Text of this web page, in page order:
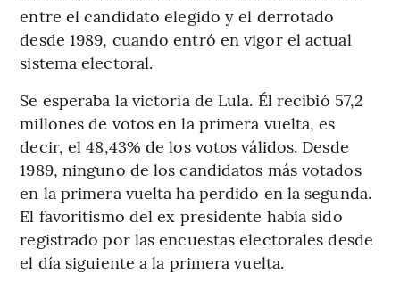
entre el candidato elegido y el derrotado
desde 1989, cuando entró en vigor el actual
sistema electoral.
Se esperaba la victoria de Lula. Él recibió 57,2
millones de votos en la primera vuelta, es
decir, el 48,43% de los votos válidos. Desde
1989, ninguno de los candidatos más votados
en la primera vuelta ha perdido en la segunda.
El favoritismo del ex presidente había sido
registrado por las encuestas electorales desde
el día siguiente a la primera vuelta.